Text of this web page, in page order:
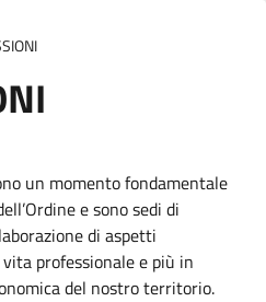
un momento fondamentale
e sono sedi di
di aspetti
professionale e più in
del nostro territorio.